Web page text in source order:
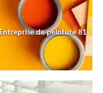
Entreprise de peinture 81